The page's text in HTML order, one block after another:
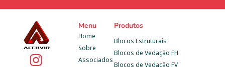
Menu
Home
Sobre
Associados
Produtos
Blocos Estruturais
Blocos de Vedação FH
Blocos de Vedação FV